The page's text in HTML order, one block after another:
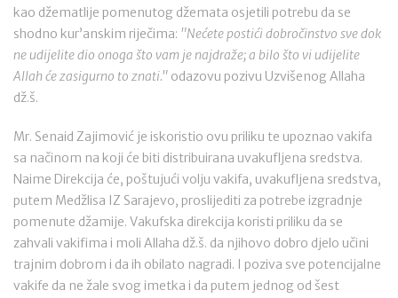
kao džematlije pomenutog džemata osjetili potrebu da se
shodno kur’anskim riječima: "Nećete postići dobročinstvo sve dok
ne udijelite dio onoga što vam je najdraže; a bilo što vi udijelite
Allah će zasigurno to znati." odazovu pozivu Uzvišenog Allaha
dž.š.
Mr. Senaid Zajimović je iskoristio ovu priliku te upoznao vakifa
sa načinom na koji će biti distribuirana uvakufljena sredstva.
Naime Direkcija će, poštujući volju vakifa, uvakufljena sredstva,
putem Medžlisa IZ Sarajevo, proslijediti za potrebe izgradnje
pomenute džamije. Vakufska direkcija koristi priliku da se
zahvali vakifima i moli Allaha dž.š. da njihovo dobro djelo učini
trajnim dobrom i da ih obilato nagradi. I poziva sve potencijalne
vakife da ne žale svog imetka i da putem jednog od šest